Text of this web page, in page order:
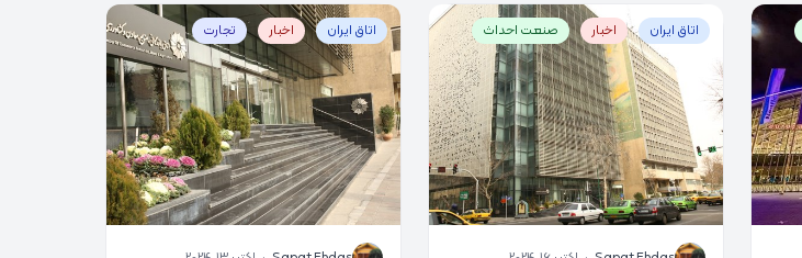
اتاق ایران اخبار صنعت احداث اتاق ایران اخبار تجارت